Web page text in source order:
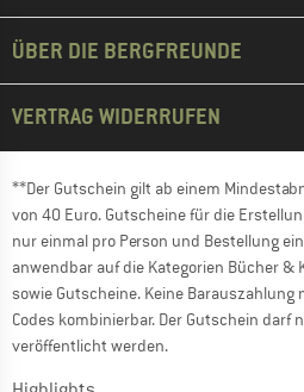
ÜBER DIE BERGFREUNDE
VERTRAG WIDERRUFEN
**Der Gutschein gilt ab einem
von 40 Euro. Gutscheine für die
nur einmal pro Person und Bestellung
anwendbar auf die Kategorien Bücher &
sowie Gutscheine. Keine
Codes kombinierbar. Der Gutschein darf
veröffentlicht werden.